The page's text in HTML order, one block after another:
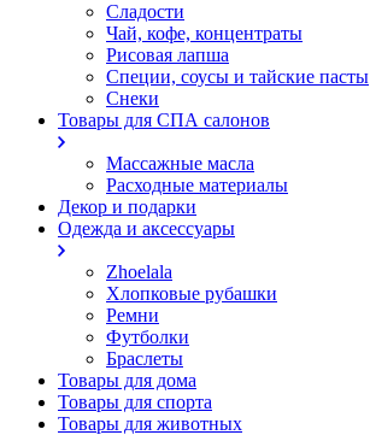
Сладости
Чай, кофе, концентраты
Рисовая лапша
Специи, соусы и тайские пасты
Снеки
Товары для СПА салонов
Массажные масла
Расходные материалы
Декор и подарки
Одежда и аксессуары
Zhoelala
Хлопковые рубашки
Ремни
Футболки
Браслеты
Товары для дома
Товары для спорта
Товары для животных